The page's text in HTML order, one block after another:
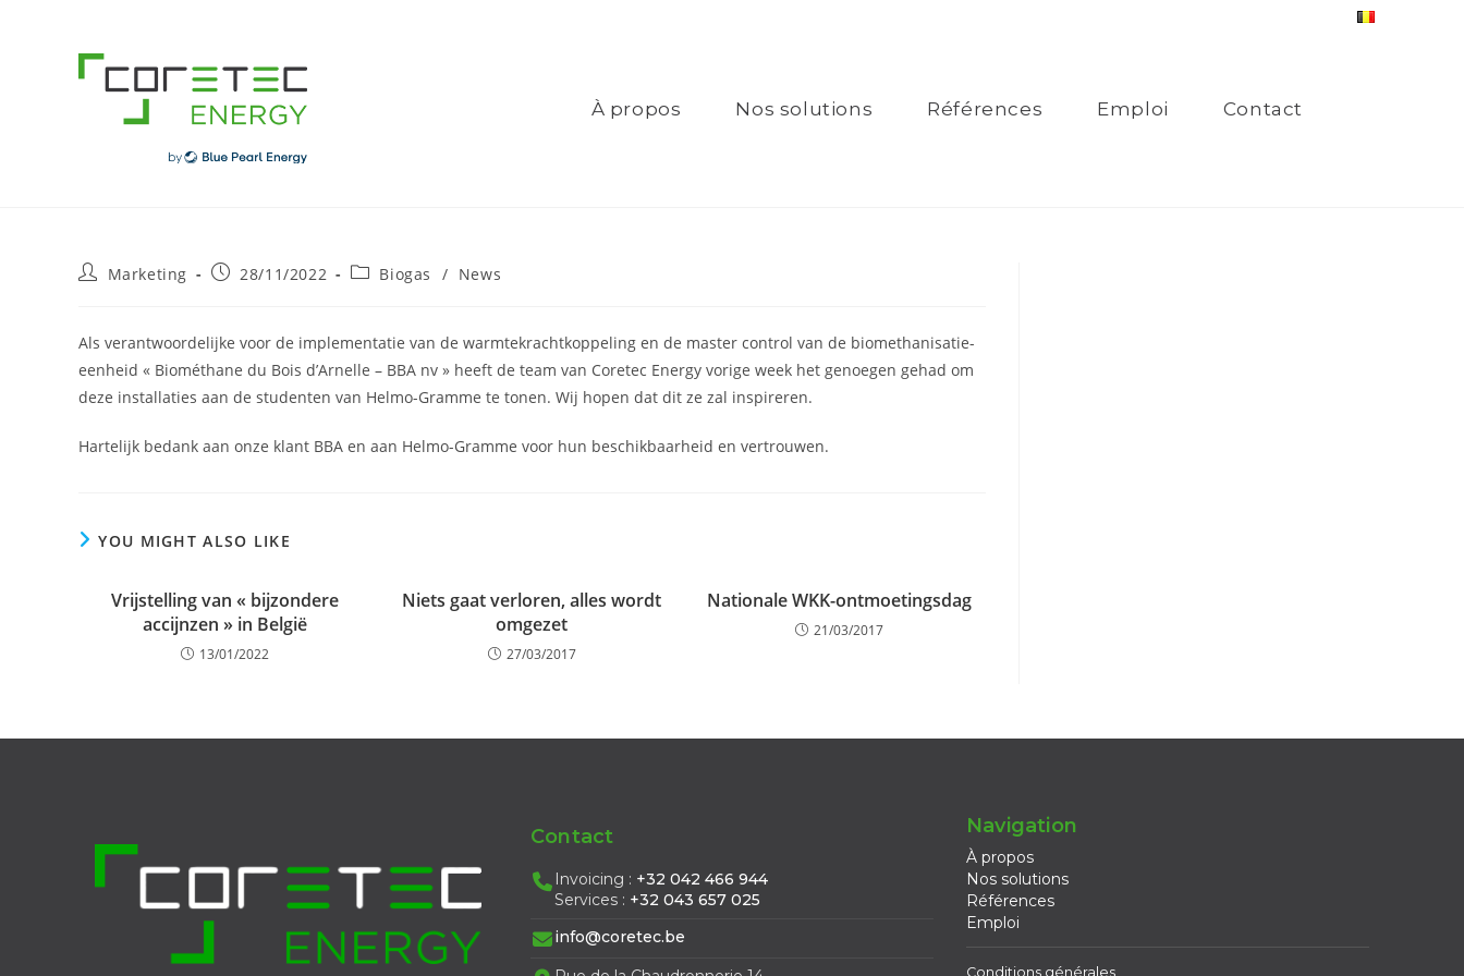
À propos Nos solutions Références Emploi Contact
PostMarketing
Post28/11/2022
PostBiogas / News
Als verantwoordelijke voor de implementatie van de warmtekrachtkoppeling en de master control van de biomethanisatie-
eenheid « Biométhane du Bois d’Arnelle – BBA nv » heeft de team van Coretec Energy vorige week het genoegen gehad om
deze installaties aan de studenten van Helmo-Gramme te tonen. Wij hopen dat dit ze zal inspireren.
Hartelijk bedank aan onze klant BBA en aan Helmo-Gramme voor hun beschikbaarheid en vertrouwen.
YOU MIGHT ALSO LIKE
Vrijstelling van « bijzondere
accijnzen » in België
13/01/2022
Niets gaat verloren, alles wordt
omgezet
27/03/2017
Nationale WKK-ontmoetingsdag
21/03/2017
Contact
Invoicing : +32 042 466 944
Services : +32 043 657 025
info@coretec.be
Navigation
À propos
Nos solutions
Références
Emploi
Conditions générales